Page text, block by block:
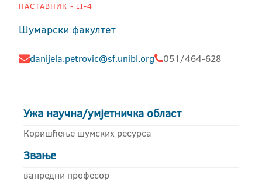
НАСТАВНИК - II-4
Шумарски факултет
danijela.petrovic@sf.unibl.org 051/464-628
Ужа научна/умјетничка област
Коришћење шумских ресурса
Звање
ванредни професор